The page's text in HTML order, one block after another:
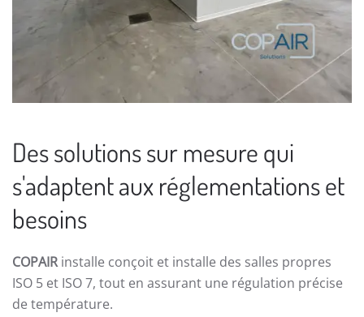
Des solutions sur mesure qui
s'adaptent aux réglementations et
besoins
COPAIR installe conçoit et installe des salles propres
ISO 5 et ISO 7, tout en assurant une régulation précise
de température.